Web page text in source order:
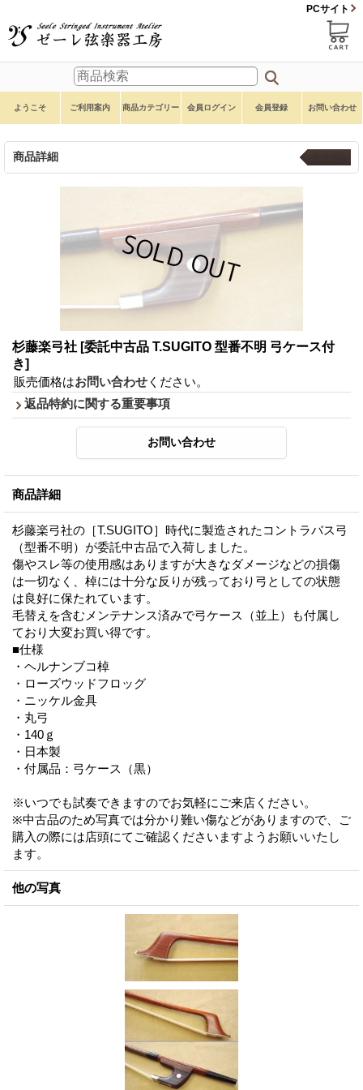
PCサイト
ようこそ ご利用案内 商品カテゴリー 会員ログイン 会員登録 お問い合わせ
商品詳細
杉藤楽弓社 [委託中古品 T.SUGITO 型番不明 弓ケース付
き]
販売価格はお問い合わせ ください。
返品特約に関する重要事項
商品詳細
杉藤楽弓社の［T.SUGITO］時代に製造されたコントラバス弓
（型番不明）が委託中古品で入荷しました。
傷やスレ等の使用感はありますが大きなダメージなどの損傷
は一切なく、棹には十分な反りが残っており弓としての状態
は良好に保たれています。
毛替えを含むメンテナンス済みで弓ケース（並上）も付属し
ており大変お買い得です。
■仕様
・ヘルナンブコ棹
・ローズウッドフロッグ
・ニッケル金具
・丸弓
・140ｇ
・日本製
・付属品：弓ケース（黒）
※いつでも試奏できますのでお気軽にご来店ください。
※中古品のため写真では分かり難い傷などがありますので、ご
購入の際には店頭にてご確認くださいますようお願いいたし
ます。
他の写真